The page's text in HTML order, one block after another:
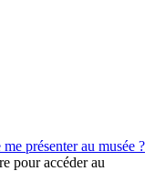
présenter au musée ?
pour accéder au